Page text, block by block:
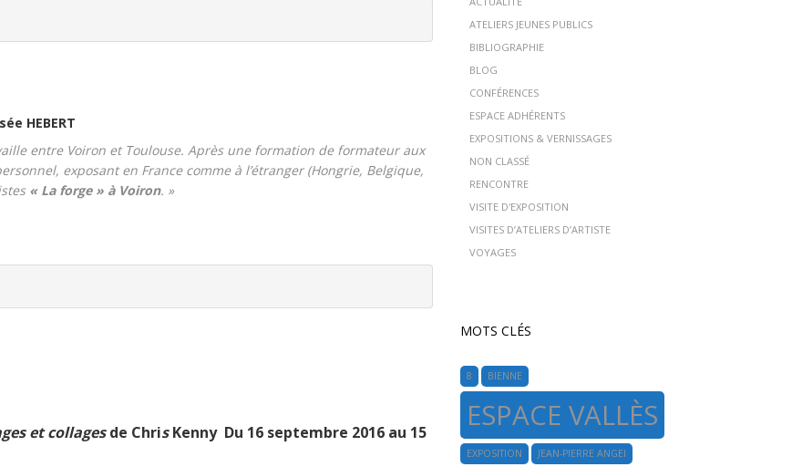
HEBERT
entre Voiron et Toulouse. Après une formation de formateur aux
exposant en France comme à l’étranger (Hongrie, Belgique,
« La forge » à Voiron. »
et collagesde ChrisKennyDu 16 septembre 2016 au 15
ATELIERS JEUNES PUBLICS
BIBLIOGRAPHIE
BLOG
CONFÉRENCES
ESPACE ADHÉRENTS
EXPOSITIONS & VERNISSAGES
NON CLASSÉ
RENCONTRE
VISITE D'EXPOSITION
VISITES D’ATELIERS D’ARTISTE
VOYAGES
MOTS CLÉS
8 BIENNE
ESPACE VALLÈS
EXPOSITION JEAN-PIERRE ANGEI